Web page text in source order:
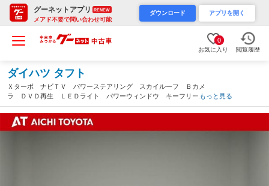
グーネットアプリ RENEW
メアド不要で問い合わせ可能
ダウンロード アプリを開く
0
お気に入り 閲覧履歴
ダイハツ タフト
Ｘターボ ナビＴＶ パワーステアリング スカイルーフ Ｂカメ
ラ ＤＶＤ再生 ＬＥＤライト パワーウィンドウ キーフリー
オートエアコン フルセグ メモリーナビ サイドエアバッグ ワ
ンオーナー スマートキ－（愛知県）
もっと見る